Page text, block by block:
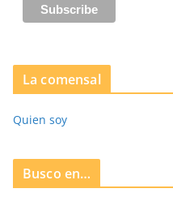
La comensal
Quien soy
Busco en…